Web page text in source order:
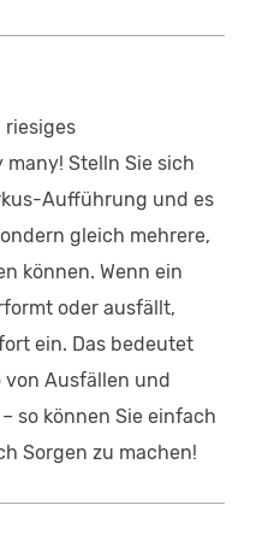
riesiges
Stelln Sie sich
Aufführung und es
gleich mehrere,
können. Wenn ein
oder ausfällt,
ein. Das bedeutet
von Ausfällen und
so können Sie einfach
Sorgen zu machen!